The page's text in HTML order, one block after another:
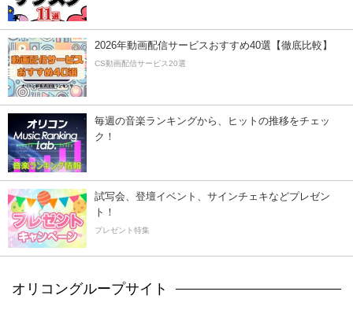
2026年動画配信サービスおすすめ40選【徹底比較】
CS動画配信サービス20選
毎週の音楽ランキングから、ヒットの推移をチェッ
ク！
試写会、登壇イベント、サインチェキなどプレゼン
ト！
プレゼント特集
オリコングループサイト